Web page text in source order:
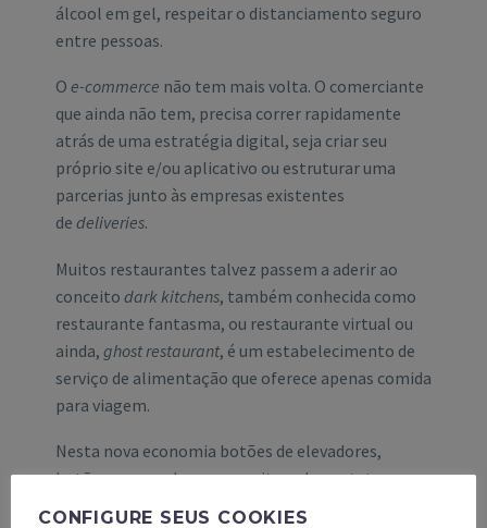
álcool em gel, respeitar o distanciamento seguro
entre pessoas.
O e-commerce não tem mais volta. O comerciante
que ainda não tem, precisa correr rapidamente
atrás de uma estratégia digital, seja criar seu
próprio site e/ou aplicativo ou estruturar uma
parcerias junto às empresas existentes
de deliveries.
Muitos restaurantes talvez passem a aderir ao
conceito dark kitchens, também conhecida como
restaurante fantasma, ou restaurante virtual ou
ainda, ghost restaurant, é um estabelecimento de
serviço de alimentação que oferece apenas comida
para viagem.
Nesta nova economia botões de elevadores,
botões em geral que necessitam do contato,
leitores biométricos deverão ser substituídos por
CONFIGURE SEUS COOKIES